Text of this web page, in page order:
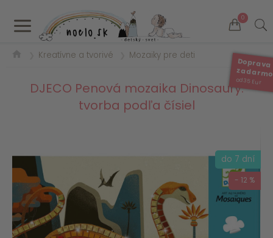
a 0
Doprava
od 35 Eur
Kreatívne a tvorivé Mozaiky pre deti
DJECO Penová mozaika Dinosaury:
tvorba podľa čísiel
do 7 dní
- 12 %